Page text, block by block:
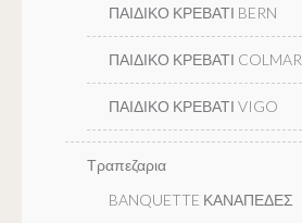
ΠΑΙΔΙΚΟ ΚΡΕΒΑΤΙ BERN
ΠΑΙΔΙΚΟ ΚΡΕΒΑΤΙ COLMAR
ΠΑΙΔΙΚΟ ΚΡΕΒΑΤΙ VIGO
Τραπεζαρια
BANQUETTE ΚΑΝΑΠΕΔΕΣ